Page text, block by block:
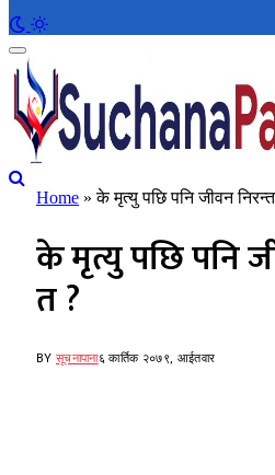
Home »के मृत्यु पछि पनि जीवन
के मृत्यु पछि पनि
त ?
BY सूचनापाना६ कार्तिक २०७९, आईतवार